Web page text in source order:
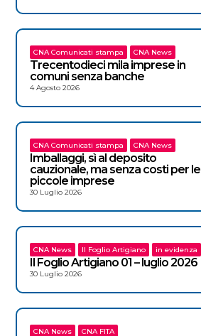
CNA Comunicati stampa CNA News
Trecentodieci mila imprese in
comuni senza banche
4 Agosto 2026
CNA Comunicati stampa CNA News
Imballaggi, sì al deposito
cauzionale, ma senza costi per le
piccole imprese
30 Luglio 2026
CNA News Il Foglio Artigiano in evidenza
Il Foglio Artigiano 01 – luglio 2026
30 Luglio 2026
CNA News CNA FITA